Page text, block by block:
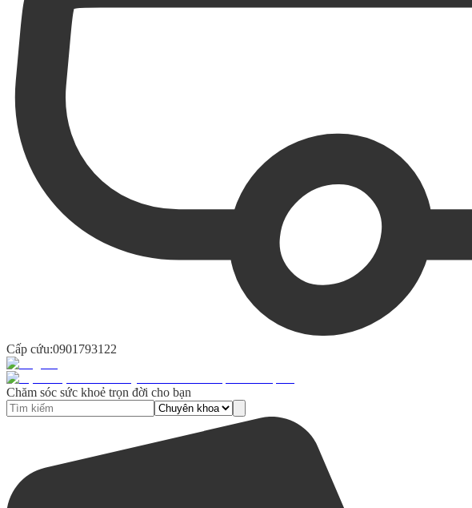
Cấp cứu:0901793122
Chăm sóc sức khoẻ trọn đời cho bạn